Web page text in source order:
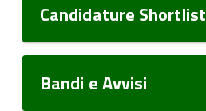
Candidature Shortlist
Bandi e Avvisi